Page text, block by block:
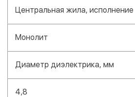
Центральная жила, исполнение
Монолит
Диаметр диэлектрика, мм
4,8